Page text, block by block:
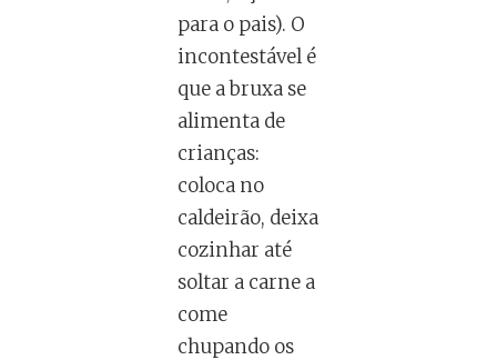
para o pais). O
incontestável é
que a bruxa se
alimenta de
crianças:
coloca no
caldeirão, deixa
cozinhar até
soltar a carne a
come
chupando os